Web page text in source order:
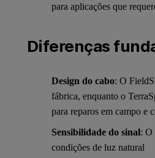
para aplicações que
Diferenças
Design do cabo: O
fábrica, enquanto o
para reparos em campo e
Sensibilidade do sinal: O
condições de luz natural